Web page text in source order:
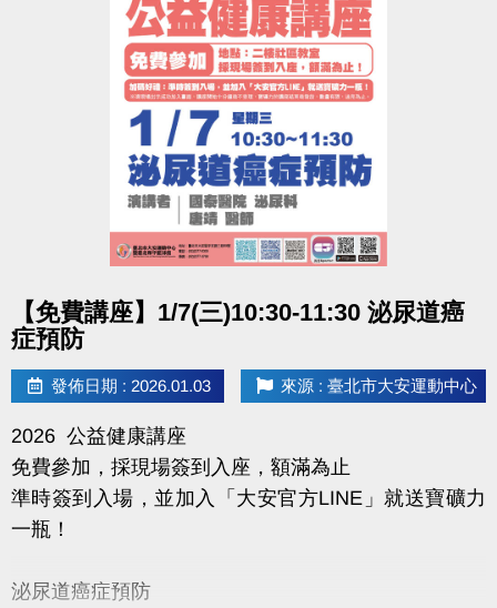
【免費講座】1/7(三)10:30-11:30 泌尿道癌
症預防
發佈日期 : 2026.01.03 來源 : 臺北市大安運動中心
2026 公益健康講座
免費參加，採現場簽到入座，額滿為止
準時簽到入場，並加入「大安官方LINE」就送寶礦力
一瓶！
泌尿道癌症預防